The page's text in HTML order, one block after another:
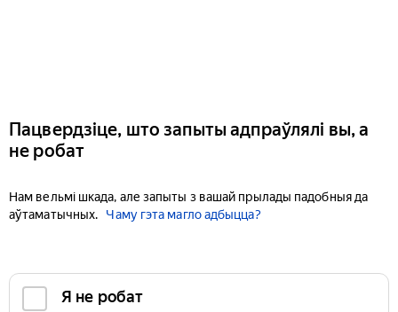
Пацвердзіце, што запыты адпраўлялі вы, а
не робат
Нам вельмі шкада, але запыты з вашай прылады падобныя да
аўтаматычных.
Чаму гэта магло адбыцца?
Я не робат